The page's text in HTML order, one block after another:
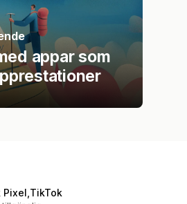
appar som
Pixel,TikTok